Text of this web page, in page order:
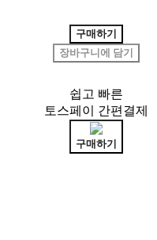
구매하기
장바구니에 담기
쉽고 빠른
토스페이 간편결제
구매하기